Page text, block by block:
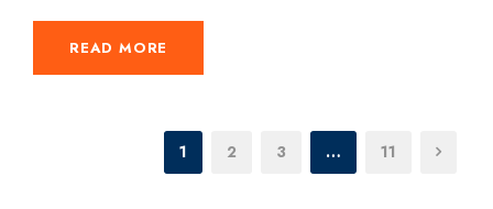
READ MORE
1 2 3 … 11